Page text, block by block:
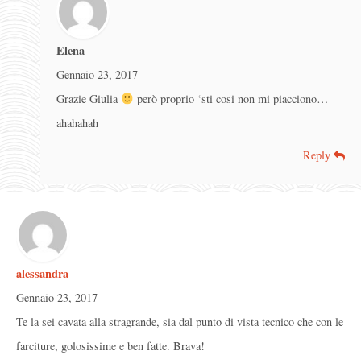
Elena
Gennaio 23, 2017
Grazie Giulia
però proprio ‘sti cosi non mi piacciono…
ahahahah
Reply
alessandra
Gennaio 23, 2017
Te la sei cavata alla stragrande, sia dal punto di vista tecnico che con le
farciture, golosissime e ben fatte. Brava!